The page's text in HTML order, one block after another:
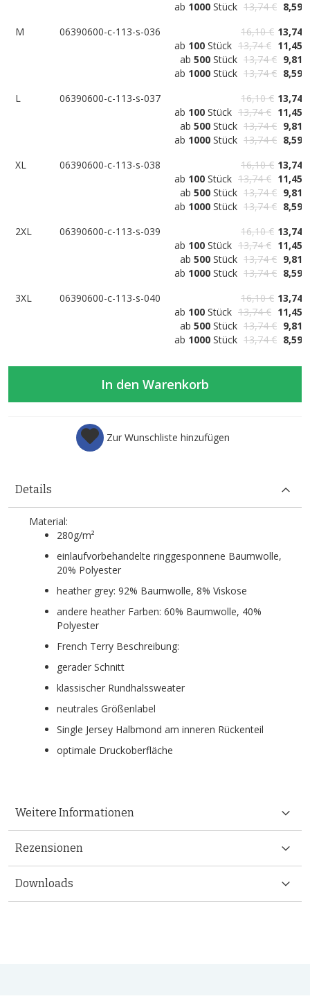
ab 1000 Stück 13,74 € 8,59
M
06390600-c-113-s-036 16,10 € 13,74
ab 100 Stück 13,74 € 11,45
ab 500 Stück 13,74 € 9,81
ab 1000 Stück 13,74 € 8,59
L
06390600-c-113-s-037 16,10 € 13,74
ab 100 Stück 13,74 € 11,45
ab 500 Stück 13,74 € 9,81
ab 1000 Stück 13,74 € 8,59
XL
06390600-c-113-s-038 16,10 € 13,74
ab 100 Stück 13,74 € 11,45
ab 500 Stück 13,74 € 9,81
ab 1000 Stück 13,74 € 8,59
2XL
06390600-c-113-s-039 16,10 € 13,74
ab 100 Stück 13,74 € 11,45
ab 500 Stück 13,74 € 9,81
ab 1000 Stück 13,74 € 8,59
3XL
06390600-c-113-s-040 16,10 € 13,74
ab 100 Stück 13,74 € 11,45
ab 500 Stück 13,74 € 9,81
ab 1000 Stück 13,74 € 8,59
In den Warenkorb
Zur Wunschliste hinzufügen
Details
Material:
280g/m²
einlaufvorbehandelte ringgesponnene Baumwolle,
20% Polyester
heather grey: 92% Baumwolle, 8% Viskose
andere heather Farben: 60% Baumwolle, 40%
Polyester
French Terry Beschreibung:
gerader Schnitt
klassischer Rundhalssweater
neutrales Größenlabel
Single Jersey Halbmond am inneren Rückenteil
optimale Druckoberfläche
Weitere Informationen
Rezensionen
Downloads